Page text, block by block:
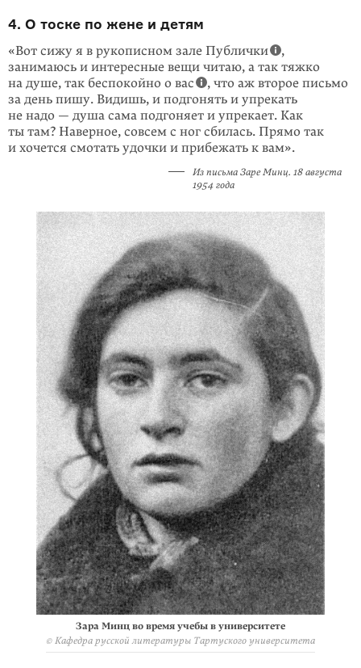
4. О тоске по жене и детям
«Вот сижу я в рукописном зале Публички
,
занимаюсь и интересные вещи читаю, а так тяжко
на душе, так беспокойно о вас
, что аж второе письмо
за день пишу. Видишь, и подгонять и упрекать
не надо — душа сама подгоняет и упрекает. Как
ты там? Наверное, совсем с ног сбилась. Прямо так
и хочется смотать удочки и прибежать к вам».
Из письма Заре Минц. 18 августа
1954 года
Зара Минц во время учебы в университете
© Кафедра русской литературы Тартуского университета